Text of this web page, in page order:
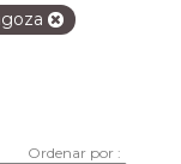
Ordenar por